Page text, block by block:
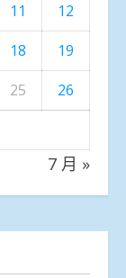
11
12
18
19
25
26
7 月 »